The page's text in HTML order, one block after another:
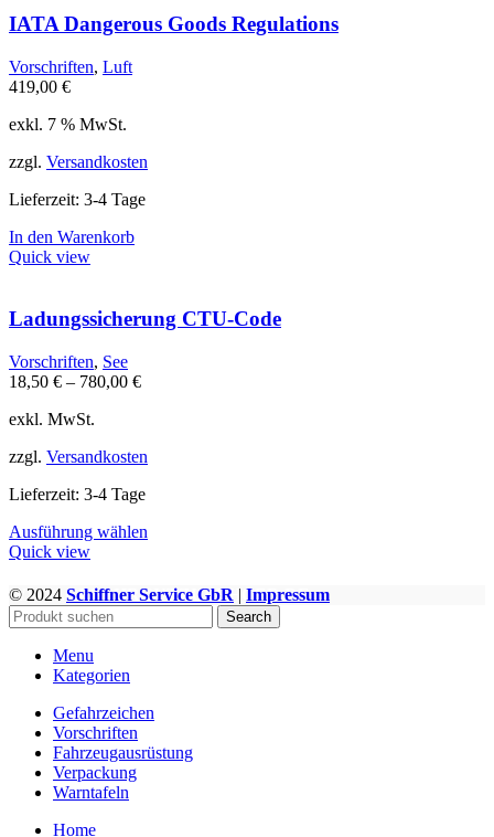
Varianten
auf.
IATA Dangerous Goods Regulations
Vorschriften, Luft
419,00 €
exkl. 7 % MwSt.
zzgl. Versandkosten
Lieferzeit: 3-4 Tage
In den Warenkorb
Quick view
Ladungssicherung CTU-Code
Vorschriften, See
18,50 € – 780,00 €
exkl. MwSt.
zzgl. Versandkosten
Lieferzeit: 3-4 Tage
Ausführung wählen
mehrere
Varianten
auf.
auf
Produktseite
Quick view
WWW.GEFAHRGUTZUBEHOER.DE
© 2024 Schiffner Service GbR | Impressum
Search
Menu
Kategorien
Gefahrzeichen
Vorschriften
Fahrzeugausrüstung
Verpackung
Warntafeln
Home